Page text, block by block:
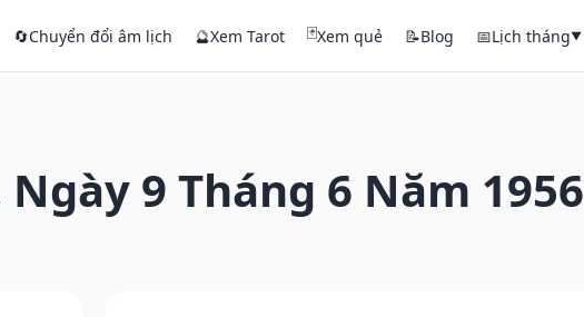
🔄Chuyển đổi âm lịch 🔮Xem Tarot 🃏Xem quẻ 📝Blog 📅Lịch tháng▼
9 Tháng 6 Năm 1956